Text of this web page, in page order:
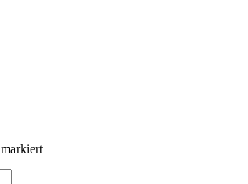
markiert